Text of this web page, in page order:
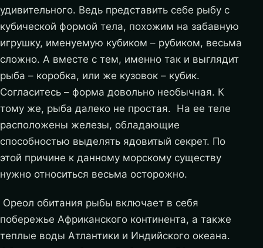
удивительного. Ведь представить себе рыбу с
кубической формой тела, похожим на забавную
игрушку, именуемую кубиком – рубиком, весьма
сложно. А вместе с тем, именно так и выглядит
рыба – коробка, или же кузовок – кубик.
Согласитесь – форма довольно необычная. К
тому же, рыба далеко не простая. На ее теле
расположены железы, обладающие
способностью выделять ядовитый секрет. По
этой причине к данному морскому существу
нужно относиться весьма осторожно.
Ореол обитания рыбы включает в себя
побережье Африканского континента, а также
теплые воды Атлантики и Индийского океана.